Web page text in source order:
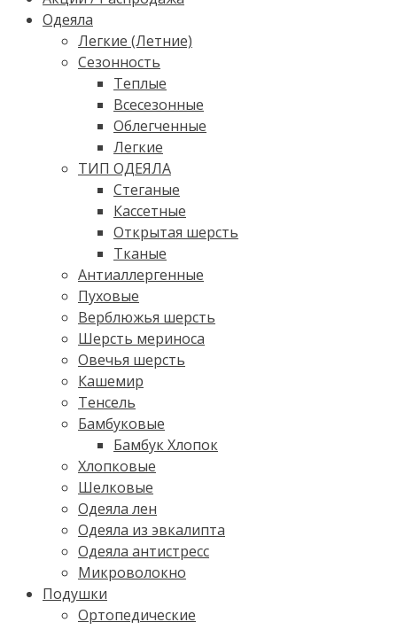
Одеяла
Легкие (Летние)
Сезонность
Теплые
Всесезонные
Облегченные
Легкие
ТИП ОДЕЯЛА
Стеганые
Кассетные
Открытая шерсть
Тканые
Антиаллергенные
Пуховые
Верблюжья шерсть
Шерсть мериноса
Овечья шерсть
Кашемир
Тенсель
Бамбуковые
Бамбук Хлопок
Хлопковые
Шелковые
Одеяла лен
Одеяла из эвкалипта
Одеяла антистресс
Микроволокно
Подушки
Ортопедические